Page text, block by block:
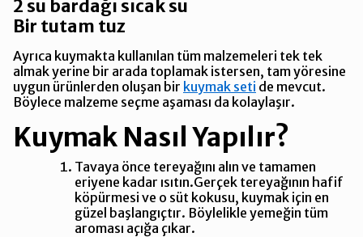
2 su bardağı sıcak su
Bir tutam tuz
Ayrıca kuymakta kullanılan tüm malzemeleri tek tek
almak yerine bir arada toplamak istersen, tam yöresine
uygun ürünlerden oluşan bir kuymak seti de mevcut.
Böylece malzeme seçme aşaması da kolaylaşır.
Kuymak Nasıl Yapılır?
Tavaya önce tereyağını alın ve tamamen
eriyene kadar ısıtın.Gerçek tereyağının hafif
köpürmesi ve o süt kokusu, kuymak için en
güzel başlangıçtır. Böylelikle yemeğin tüm
aroması açığa çıkar.